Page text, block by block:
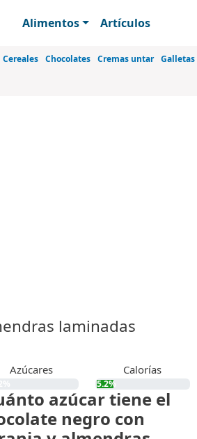
Navegación principal
Alimentos Artículos
Cereales Chocolates Cremas untar Galletas
laminadas
Azúcares Calorías
5.2%
azúcar tiene el
negro con